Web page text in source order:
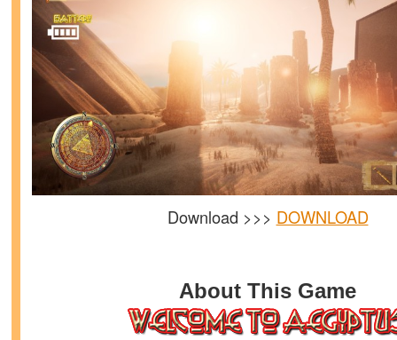
Download >>> DOWNLOAD
About This Game